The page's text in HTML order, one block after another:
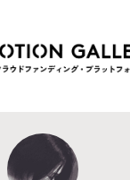
Highlight
着プロジェクト